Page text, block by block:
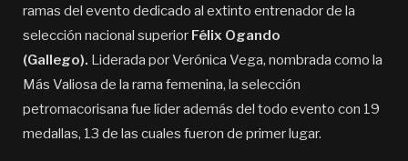
ramas del evento dedicado al extinto entrenador de la
selección nacional superior Félix Ogando
(Gallego). Liderada por Verónica Vega, nombrada como la
Más Valiosa de la rama femenina, la selección
petromacorisana fue líder además del todo evento con 19
medallas, 13 de las cuales fueron de primer lugar.